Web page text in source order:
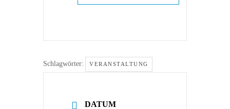
Schlagwörter: VERANSTALTUNG
DATUM